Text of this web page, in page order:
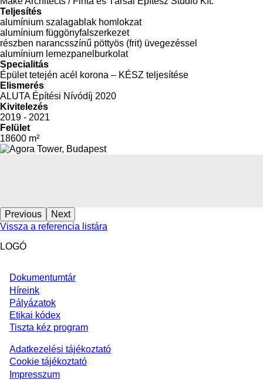
Teljesítés
alumínium szalagablak homlokzat
alumínium függönyfalszerkezet
részben narancsszínű pöttyös (frit) üvegezéssel
alumínium lemezpanelburkolat
Specialitás
Épület tetején acél korona – KÉSZ teljesítése
Elismerés
ALUTA Építési Nívódíj 2020
Kivitelezés
2019 - 2021
Felület
18600 m²
Previous
Next
Vissza a referencia listára
LOGÓ
Footer
Dokumentumtár
Híreink
Pályázatok
Etikai kódex
Tiszta kéz program
Footer
Adatkezelési tájékoztató
Cookie tájékoztató
Impresszum